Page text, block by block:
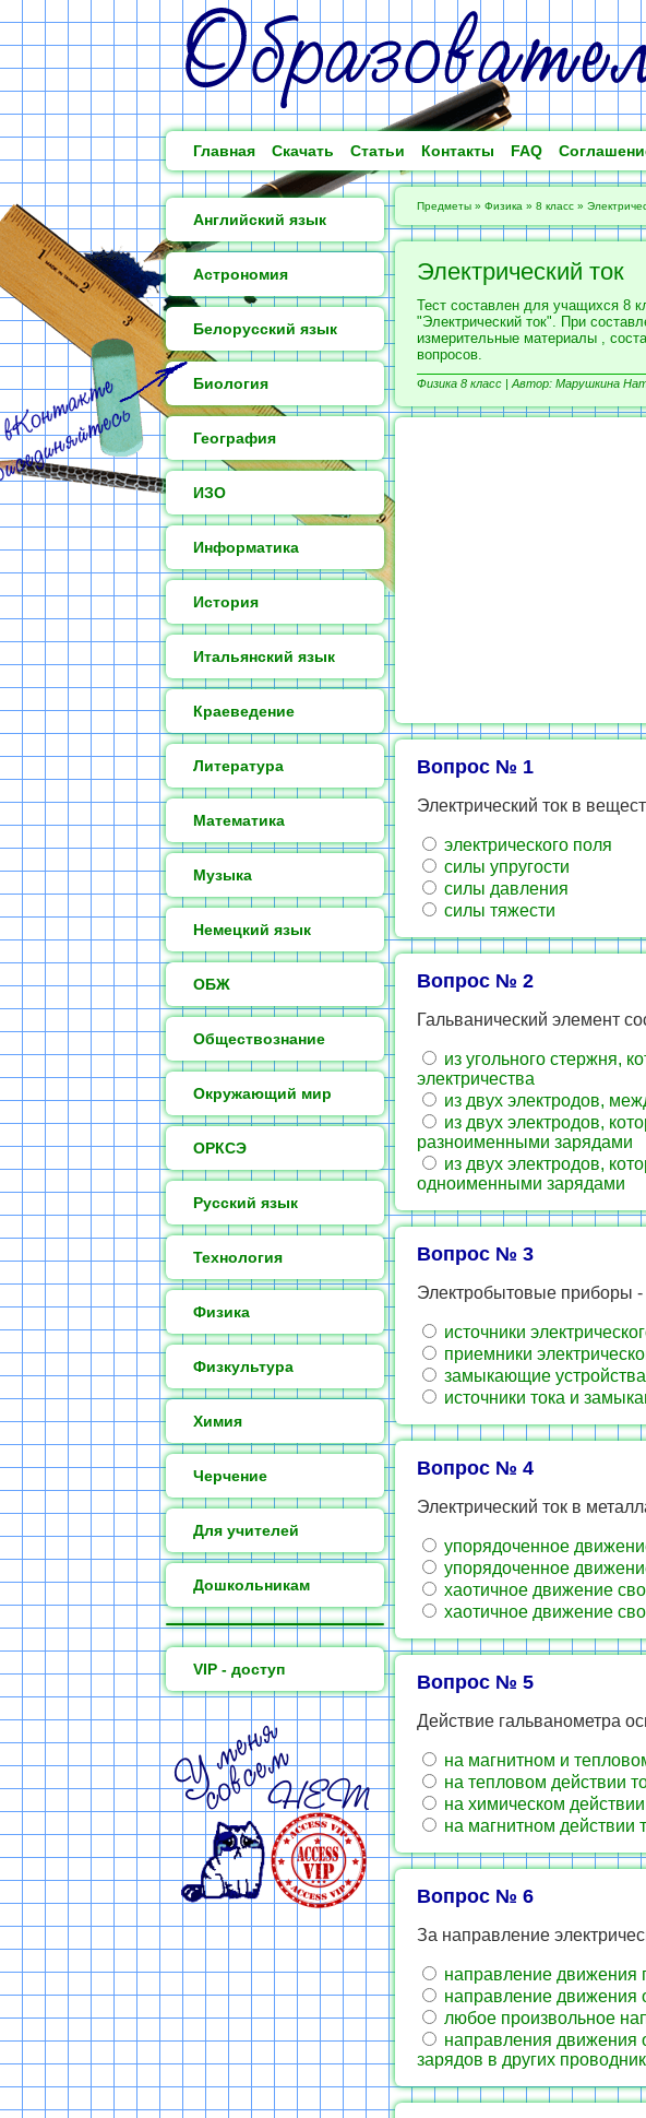
Главная Скачать Статьи Контакты FAQ
Английский язык
Астрономия
Белорусский язык
Биология
География
ИЗО
Информатика
История
Итальянский язык
Краеведение
Литература
Математика
Музыка
Немецкий язык
ОБЖ
Обществознание
Окружающий мир
ОРКСЭ
Русский язык
Технология
Физика
Физкультура
Химия
Черчение
Для учителей
Дошкольникам
VIP - доступ
Предметы » Физика » 8 класс »
Электрический ток
Тест составлен для учащихся 8
"Электрический ток". При
измерительные материалы ,
вопросов.
Физика 8 класс | Автор: Марушкина
Вопрос № 1
Электрический ток в
электрического поля
силы упругости
силы давления
силы тяжести
Вопрос № 2
Гальванический элемент
из угольного стержня,
электричества
из двух электродов,
из двух электродов,
разноименными зарядами
из двух электродов,
одноименными зарядами
Вопрос № 3
Электробытовые приборы -
источники
приемники
замыкающие устройства
источники тока и
Вопрос № 4
Электрический ток в
упорядоченное
упорядоченное
хаотичное движение
хаотичное движение
Вопрос № 5
Действие гальванометра
на магнитном и
на тепловом действии
на химическом действии
на магнитном действии
Вопрос № 6
За направление
направление движения
направление движения
любое произвольное
направления движения
зарядов в других